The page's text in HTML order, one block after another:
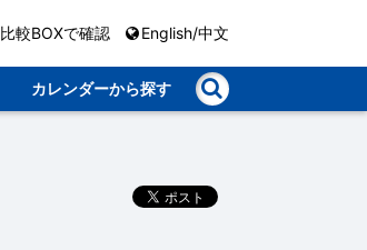
比較BOXで確認 English/中文
カレンダーから探す